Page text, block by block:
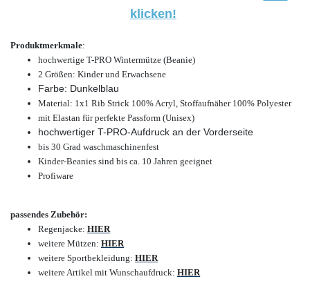
klicken!
Produktmerkmale:
hochwertige T-PRO Wintermütze (Beanie)
2 Größen: Kinder und Erwachsene
Farbe: Dunkelblau
Material: 1x1 Rib Strick 100% Acryl, Stoffaufnäher 100% Polyester
mit Elastan für perfekte Passform (Unisex)
hochwertiger T-PRO-Aufdruck an der Vorderseite
bis 30 Grad waschmaschinenfest
Kinder-Beanies sind bis ca. 10 Jahren geeignet
Profiware
passendes Zubehör:
Regenjacke: HIER
weitere Mützen: HIER
weitere Sportbekleidung: HIER
weitere Artikel mit Wunschaufdruck: HIER